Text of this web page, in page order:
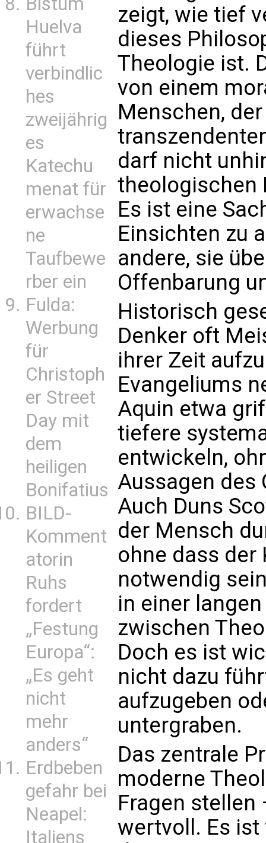
Huelva
führt
verbindlic
hes
zweijährig
es
Katechu
menat für
erwachse
ne
Taufbewe
rber ein
Fulda:
Werbung
für
Christoph
er Street
Day mit
dem
heiligen
Bonifatius
BILD-
Komment
atorin
Ruhs
fordert
„Festung
Europa“:
„Es geht
nicht
mehr
anders“
Erdbeben
gefahr bei
Neapel:
Italiens
zeigt, wie tief
dieses
Theologie ist.
von einem
Menschen,
darf nicht
theologischen
Es ist eine
Einsichten zu
andere, sie
Offenbarung
Historisch
Denker oft
ihrer Zeit
Evangeliums
Aquin etwa
tiefere
entwickeln,
Aussagen des
Auch Duns
der Mensch
ohne dass der
notwendig
in einer
zwischen
Doch es ist
nicht dazu
aufzugeben
untergraben.
Das zentrale
moderne
Fragen
wertvoll. Es ist